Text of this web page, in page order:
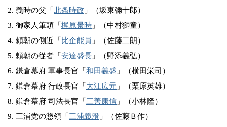
2. 義時の父「 北条時政 」（坂東彌十郎）
3. 御家人筆頭「 梶原景時 」（中村獅童）
4. 頼朝の側近「 比企能員 」（佐藤二朗）
5. 頼朝の従者「 安達盛長 」（野添義弘）
6. 鎌倉幕府 軍事長官「 和田義盛 」（横田栄司）
7. 鎌倉幕府 行政長官「 大江広元 」（栗原英雄）
8. 鎌倉幕府 司法長官「 三善康信 」（小林隆）
9. 三浦党の惣領「 三浦義澄 」（佐藤Ｂ作）